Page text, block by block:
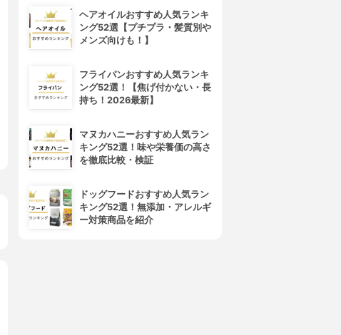
ヘアオイルおすすめ人気ランキ
ング52選【プチプラ・髪質別や
メンズ向けも！】
フライパンおすすめ人気ランキ
ング52選！【焦げ付かない・長
持ち！2026最新】
マヌカハニーおすすめ人気ラン
キング52選！味や栄養価の高さ
を徹底比較・検証
ドッグフードおすすめ人気ラン
キング52選！無添加・アレルギ
ー対策商品を紹介